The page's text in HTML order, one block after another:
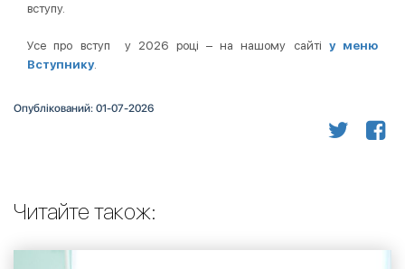
вступу.
Усе про вступ у 2026 році – на нашому сайті у меню
Вступнику.
Опублікований: 01-07-2026
Читайте також: